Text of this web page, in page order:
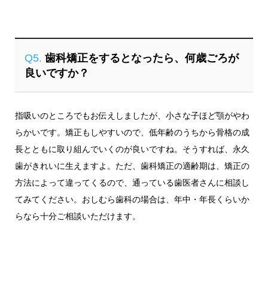
Q5. 歯科矯正をするとなったら、何歳ごろが
良いですか？
指吸いのところでもお伝えしましたが、小さな子ほど顎がやわ
らかいです。矯正もしやすいので、低年齢のうちから骨格の成
長とともに取り組んでいくのが良いですね。そうすれば、永久
歯がきれいに生えますよ。ただ、歯科矯正の適齢期は、矯正の
方法によって違ってくるので、通っている歯医者さんに相談し
てみてください。おしむら歯科の場合は、年中・年長くらいか
らなら十分ご相談いただけます。